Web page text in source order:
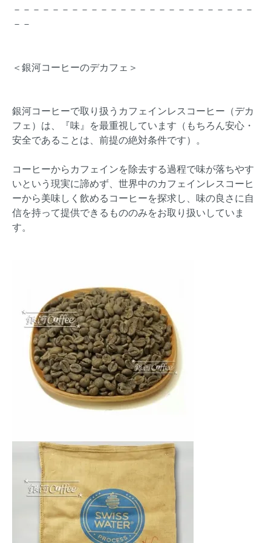
－－－－－－－－－－－－－－－－－－－－－－－－－
－－
＜銀河コーヒーのデカフェ＞
銀河コーヒーで取り扱うカフェインレスコーヒー（デカ
フェ）は、『味』を最重視しています（もちろん安心・
安全であることは、前提の絶対条件です）。
コーヒーからカフェインを除去する過程で味が落ちやす
いという現実に諦めず、世界中のカフェインレスコーヒ
ーから美味しく飲めるコーヒーを探求し、味の良さに自
信を持って提供できるもののみをお取り扱いしていま
す。